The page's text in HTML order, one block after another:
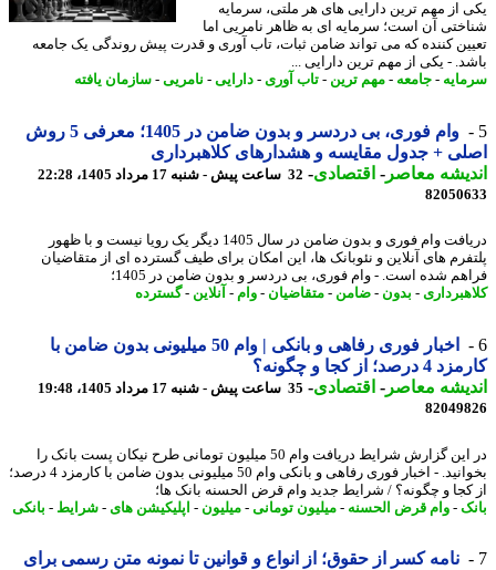
از مهم ترین دارایی های هر ملتی، سرمایه
آن است؛ سرمایه ای به ظاهر نامریی اما
کننده که می تواند ضامن ثبات، تاب آوری و قدرت پیش روندگی یک جامعه
- یکی از مهم ترین دارایی ...
-جامعه-مهم ترین- تاب آوری - دارایی- نامریی- سازمان یافته
وام فوری، بی دردسر و بدون ضامن در 1405؛ معرفی 5 روش
+ جدول مقایسه و هشدارهای کلاهبرداری
معاصر-اقتصادی-32 ساعت پیش - شنبه 17 مرداد 1405، 22:28
دریافت وام فوری و بدون ضامن در سال 1405 دیگر یک رویا نیست و با ظهور
های آنلاین و نئوبانک ها، این امکان برای طیف گسترده ای از متقاضیان
شده است. - وام فوری، بی دردسر و بدون ضامن در 1405؛
- بدون-ضامن-متقاضیان-وام-آنلاین-گسترده
اخبار فوری رفاهی و بانکی | وام 50 میلیونی بدون ضامن با
از کجا و چگونه؟
معاصر-اقتصادی-35 ساعت پیش - شنبه 17 مرداد 1405، 19:48
در این گزارش شرایط دریافت وام 50 میلیون تومانی طرح نیکان پست بانک را
بخوانید. - اخبار فوری رفاهی و بانکی وام 50 میلیونی بدون ضامن با کارمزد 4 درصد؛
و چگونه؟ / شرایط جدید وام قرض الحسنه بانک ها؛
-وام قرض الحسنه-میلیون تومانی-میلیون-اپلیکیشن های -شرایط -بانکی
نامه کسر از حقوق؛ از انواع و قوانین تا نمونه متن رسمی برای